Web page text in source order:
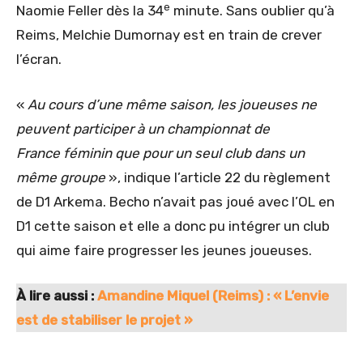
Naomie Feller dès la 34e minute. Sans oublier qu’à
Reims, Melchie Dumornay est en train de crever
l’écran.
« Au cours d’une même saison, les joueuses ne
peuvent participer à un championnat de
France féminin que pour un seul club dans un
même groupe », indique l’article 22 du règlement
de D1 Arkema. Becho n’avait pas joué avec l’OL en
D1 cette saison et elle a donc pu intégrer un club
qui aime faire progresser les jeunes joueuses.
À lire aussi : Amandine Miquel (Reims) : « L’envie
est de stabiliser le projet »